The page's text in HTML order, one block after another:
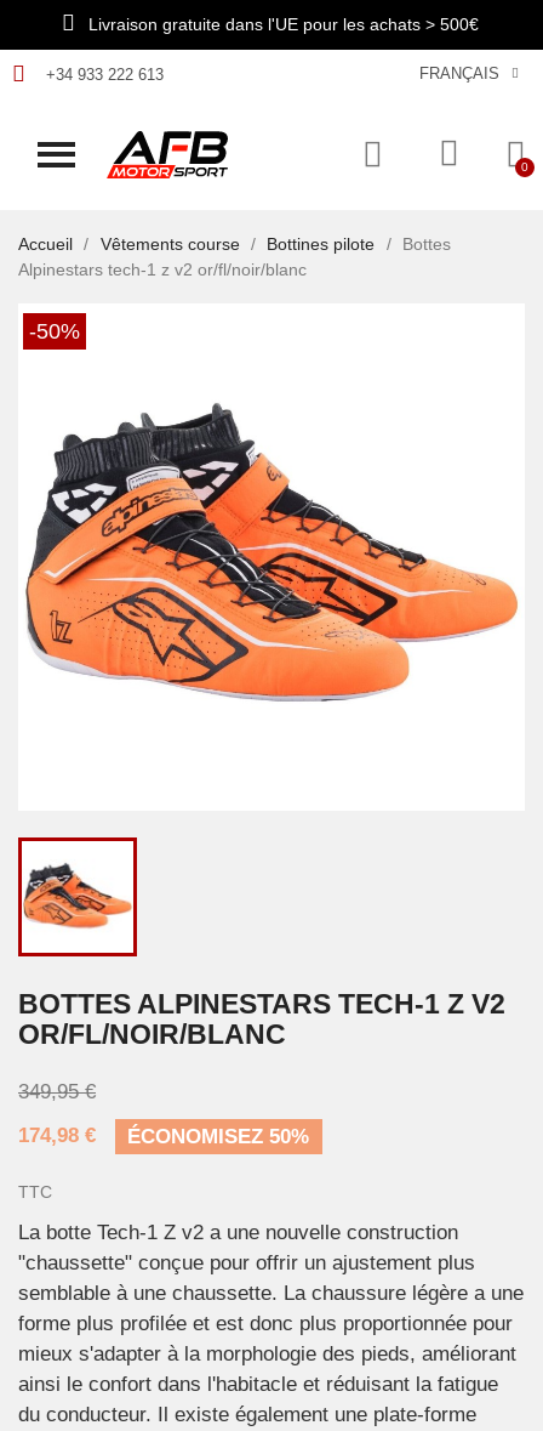
Livraison gratuite dans l'UE pour les achats > 500€
+34 933 222 613 FRANÇAIS
Accueil Vêtements course Bottines pilote
Bottes
Alpinestars tech-1 z v2 or/fl/noir/blanc
-50%
BOTTES ALPINESTARS TECH-1 Z V2
OR/FL/NOIR/BLANC
349,95 €
174,98 €
ÉCONOMISEZ 50%
TTC
La botte Tech-1 Z v2 a une nouvelle construction
"chaussette" conçue pour offrir un ajustement plus
semblable à une chaussette. La chaussure légère a une
forme plus profilée et est donc plus proportionnée pour
mieux s'adapter à la morphologie des pieds, améliorant
ainsi le confort dans l'habitacle et réduisant la fatigue
du conducteur. Il existe également une plate-forme